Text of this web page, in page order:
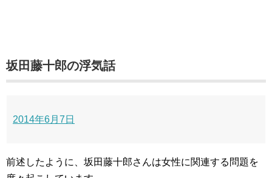
坂田藤十郎の浮気話
2014年6月7日
前述したように、坂田藤十郎さんは女性に関連する問題を